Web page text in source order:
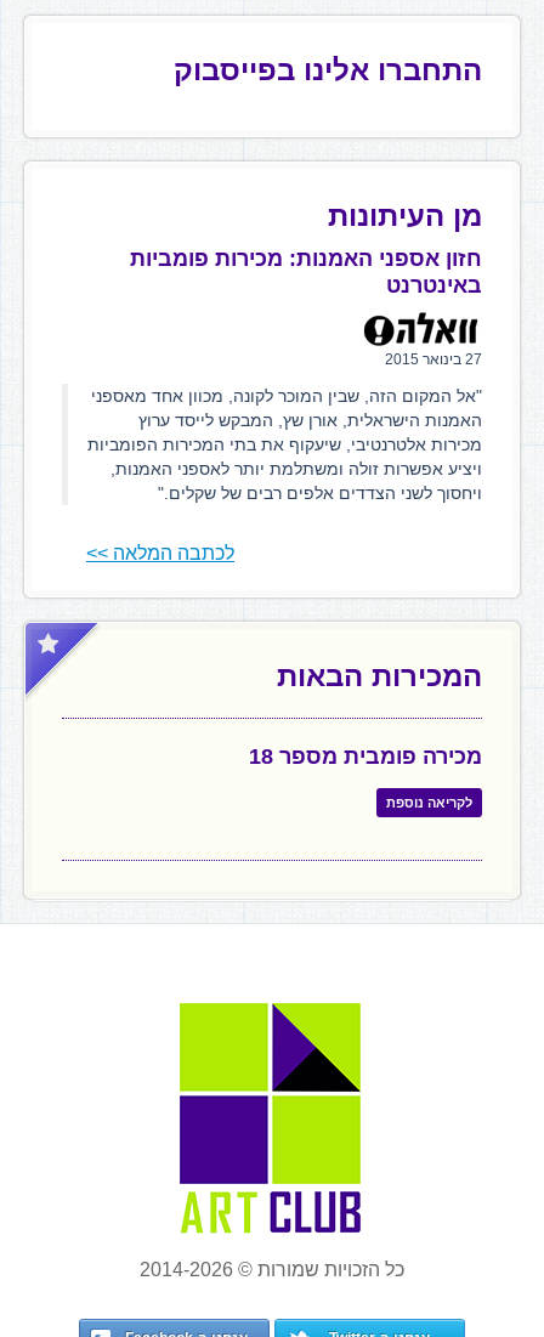
התחברו אלינו בפייסבוק
מן העיתונות
חזון אספני האמנות: מכירות פומביות
באינטרנט
27 בינואר 2015
"אל המקום הזה, שבין המוכר לקונה, מכוון אחד מאספני
האמנות הישראלית, אורן שץ, המבקש לייסד ערוץ
מכירות אלטרנטיבי, שיעקוף את בתי המכירות הפומביות
ויציע אפשרות זולה ומשתלמת יותר לאספני האמנות,
ויחסוך לשני הצדדים אלפים רבים של שקלים."
לכתבה המלאה >>
המכירות הבאות
מכירה פומבית מספר 18
לקריאה נוספת
כל הזכויות שמורות © 2014-2026